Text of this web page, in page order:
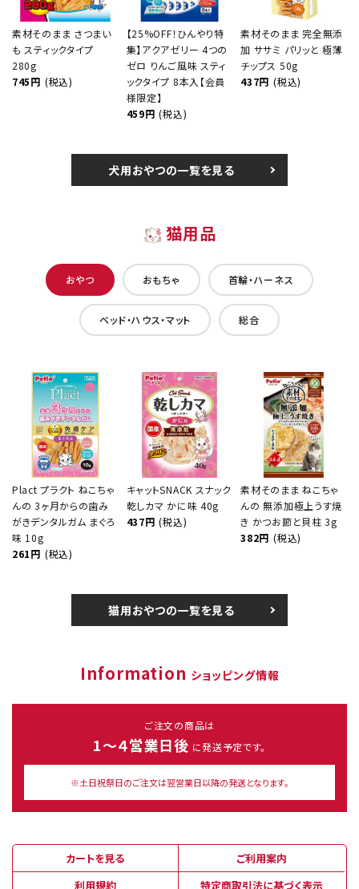
素材そのまま さつまい
も スティックタイプ
280g
745円 (税込)
【25%OFF！ひんやり特
集】アクアゼリー 4つの
ゼロ りんご風味 スティ
ックタイプ 8本入【会員
様限定】
459円 (税込)
素材そのまま 完全無添
加 ササミ パリッと 極薄
チップス 50g
437円 (税込)
犬用おやつの一覧を見る
猫用品
おやつ おもちゃ 首輪・ハーネス
ベッド・ハウス・マット 総合
Plact プラクト ねこちゃ
んの 3ヶ月からの歯み
がきデンタルガム まぐろ
味 10g
261円 (税込)
キャットSNACK スナック
乾しカマ かに味 40g
437円 (税込)
素材そのまま ねこちゃ
んの 無添加極上うす焼
き かつお節と貝柱 3g
382円 (税込)
猫用おやつの一覧を見る
Information ショッピング情報
ご注文の商品は
1～４営業日後 に発送予定です。
※土日祝祭日のご注文は翌営業日以降の発送となります。
カートを見る
ご利用案内
利用規約
特定商取引法に基づく表示